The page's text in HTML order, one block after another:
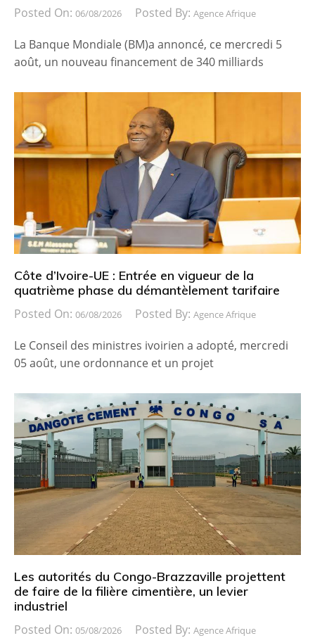
Posted On: 06/08/2026 Posted By: Agence Afrique
La Banque Mondiale (BM)a annoncé, ce mercredi 5
août, un nouveau financement de 340 milliards
Côte d’Ivoire-UE : Entrée en vigueur de la
quatrième phase du démantèlement tarifaire
Posted On: 06/08/2026 Posted By: Agence Afrique
Le Conseil des ministres ivoirien a adopté, mercredi
05 août, une ordonnance et un projet
Les autorités du Congo-Brazzaville projettent
de faire de la filière cimentière, un levier
industriel
Posted On: 05/08/2026 Posted By: Agence Afrique